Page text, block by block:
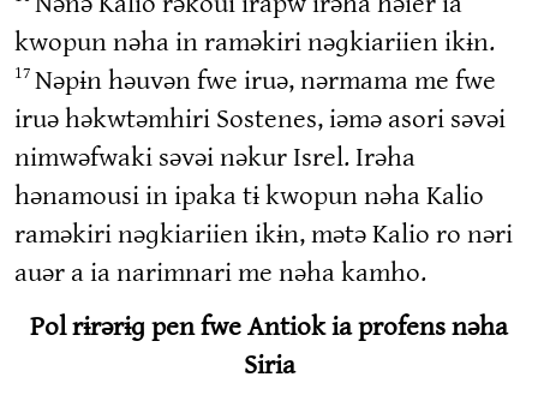
kwopun nəha in raməkiri nəɡkiariien ikɨn.
17 Nəpɨn həuvən fwe iruə, nərmama me fwe
iruə həkwtəmhiri Sostenes, iəmə asori səvəi
nimwəfwaki səvəi nəkur Isrel. Irəha
hənamousi in ipaka tɨ kwopun nəha Kalio
raməkiri nəɡkiariien ikɨn, mətə Kalio ro nəri
auər a ia narimnari me nəha kamho.
Pol rɨrərɨɡ pen fwe Antiok ia profens nəha
Siria